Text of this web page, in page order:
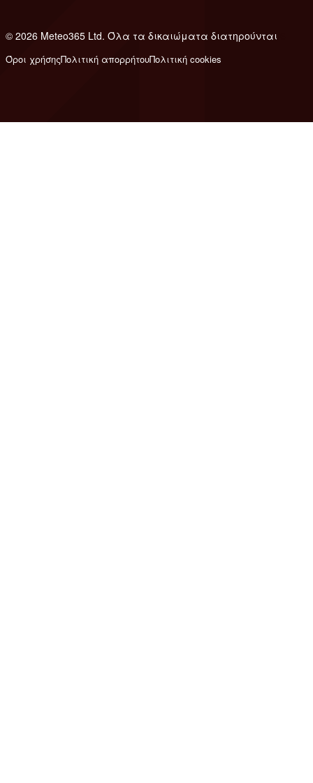
© 2026 Meteo365 Ltd. Όλα τα δικαιώματα διατηρούνται
Όροι χρήσηςΠολιτική απορρήτουΠολιτική cookies